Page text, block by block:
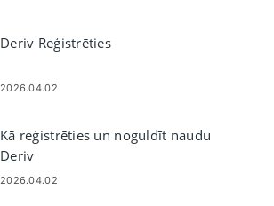
Deriv Reģistrēties
2026.04.02
Kā reģistrēties un noguldīt naudu
Deriv
2026.04.02